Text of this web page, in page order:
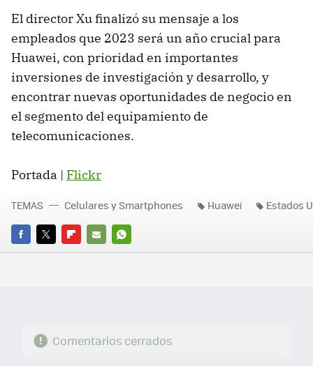
El director Xu finalizó su mensaje a los
empleados que 2023 será un año crucial para
Huawei, con prioridad en importantes
inversiones de investigación y desarrollo, y
encontrar nuevas oportunidades de negocio en
el segmento del equipamiento de
telecomunicaciones.
Portada | Flickr
FACEBOOK
TWITTERFLIPBOARD
E-
WHATSAPP
TEMAS Celulares y Smartphones Huawei Estados
Comentarios cerrados